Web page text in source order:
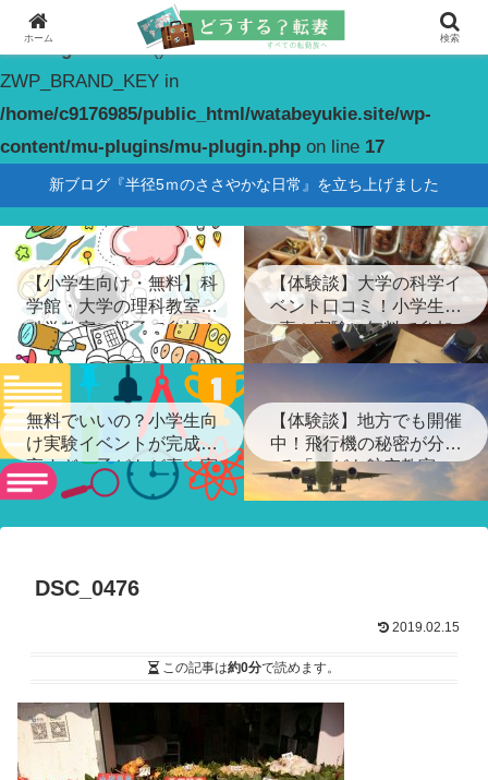
Warning
: constant(): Couldn't find constant
ZWP_BRAND_KEY in
/home/c9176985/public_html/watabeyukie.site/wp-
content/mu-plugins/mu-plugin.php on line 17
新ブログ『半径5ｍのささやかな日常』を立ち上げました
【小学生向け・無料】科
学館・大学の理科教室・
科学教室に親子で参加！
【体験談】大学の科学イ
ベント口コミ！小学生が
喜ぶ実験に無料で参加
無料でいいの？小学生向
け実験イベントが完成度
高すぎ…子どもが喜ぶ実
験ショー
【体験談】地方でも開催
中！飛行機の秘密が分か
る「こども航空教室」
DSC_0476
2019.02.15
この記事は約0分で読めます。
ホーム 検索